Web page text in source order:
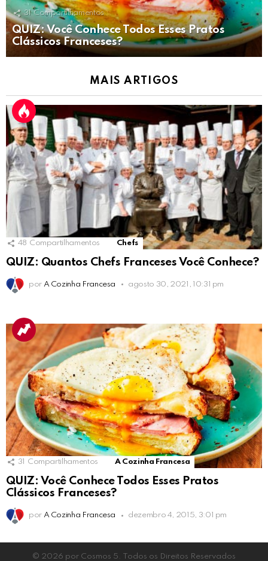
31 Compartilhamentos
QUIZ: Você Conhece Todos Esses Pratos
Clássicos Franceses?
MAIS ARTIGOS
48 Compartilhamentos Chefs
QUIZ: Quantos Chefs Franceses Você Conhece?
por A Cozinha Francesa agosto 30, 2021, 10:31 pm
31 Compartilhamentos A Cozinha Francesa
QUIZ: Você Conhece Todos Esses Pratos
Clássicos Franceses?
por A Cozinha Francesa dezembro 4, 2015, 3:01 pm
© 2026 por Cosmos 5. Todos os Direitos Reservados